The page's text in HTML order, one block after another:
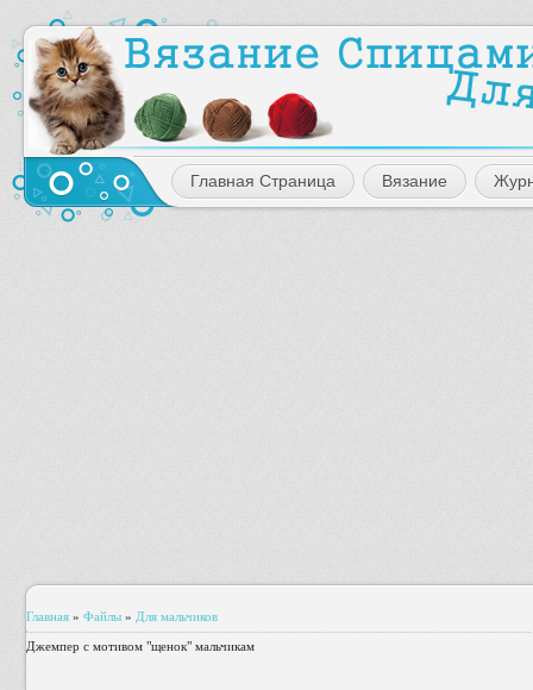
Главная Страница Вязание
Главная » Файлы » Для мальчиков
Джемпер с мотивом "щенок" мальчикам